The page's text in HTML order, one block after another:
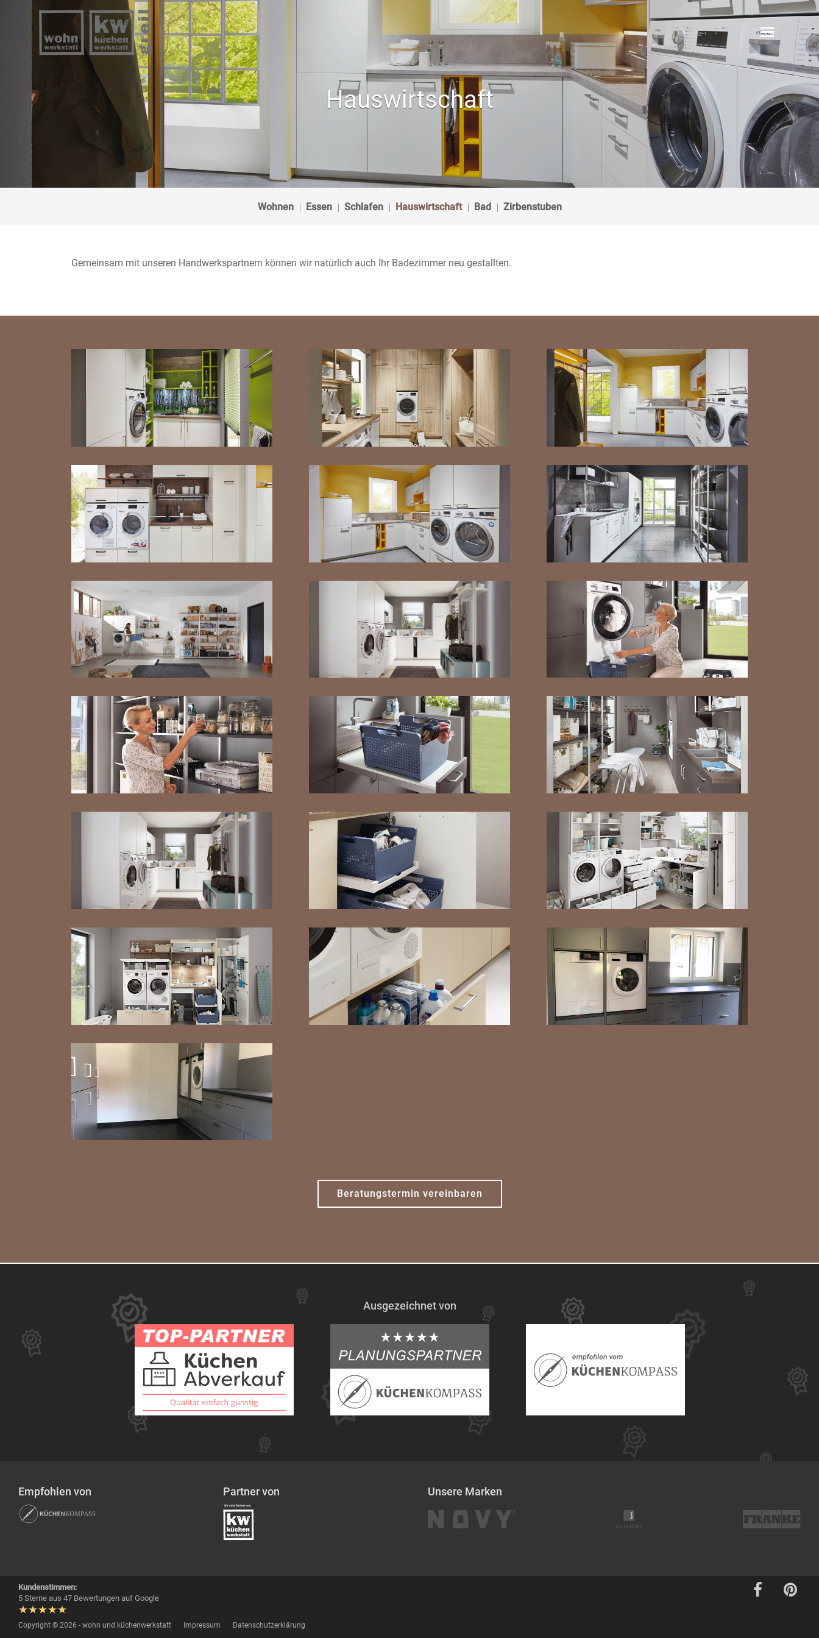
Navigation
Hauswirtschaft
Wohnen Essen Schlafen Hauswirtschaft Bad Zirbenstuben
Gemeinsam mit unseren Handwerkspartnern können wir natürlich auch Ihr Badezimmer neu gestallten.
Beratungstermin vereinbaren
Ausgezeichnet von
Empfohlen von Partner von Unsere Marken
Kundenstimmen:
5 Sterne aus 47 Bewertungen auf Google
Copyright © 2026 - wohn und küchenwerkstatt Impressum Datenschutzerklärung